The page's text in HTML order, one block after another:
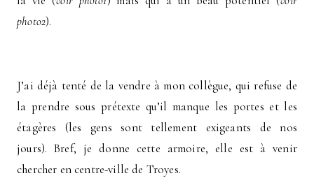
photo2).
J’ai déjà tenté de la vendre à mon collègue, qui refuse de
la prendre sous prétexte qu’il manque les portes et les
étagères (les gens sont tellement exigeants de nos
jours). Bref, je donne cette armoire, elle est à venir
chercher en centre-ville de Troyes.